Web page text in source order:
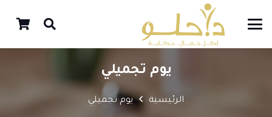
يوم تجميلي
الرئيسية يوم تجميلي